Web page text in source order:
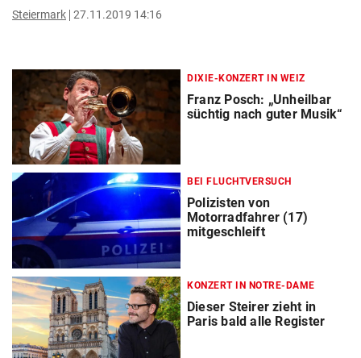
Steiermark 27.11.2019 14:16
DIXIE-KONZERT IN WEIZ
Franz Posch: „Unheilbar
süchtig nach guter Musik“
BEI FLUCHTVERSUCH
Polizisten von
Motorradfahrer (17)
mitgeschleift
KONZERT IN NOTRE-DAME
Dieser Steirer zieht in
Paris bald alle Register